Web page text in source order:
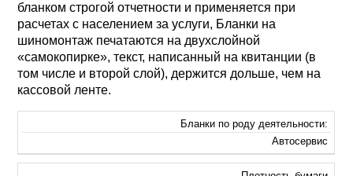
бланком строгой отчетности и применяется при
расчетах с населением за услуги, Бланки на
шиномонтаж печатаются на двухслойной
«самокопирке», текст, написанный на квитанции (в
том числе и второй слой), держится дольше, чем на
кассовой ленте.
Бланки по роду деятельности:
Автосервис